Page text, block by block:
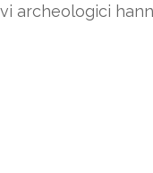
archeologici